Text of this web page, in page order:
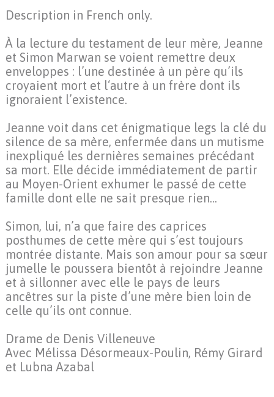
Description in French only.
À la lecture du testament de leur mère, Jeanne
et Simon Marwan se voient remettre deux
enveloppes : l’une destinée à un père qu’ils
croyaient mort et l‘autre à un frère dont ils
ignoraient l’existence.
Jeanne voit dans cet énigmatique legs la clé du
silence de sa mère, enfermée dans un mutisme
inexpliqué les dernières semaines précédant
sa mort. Elle décide immédiatement de partir
au Moyen-Orient exhumer le passé de cette
famille dont elle ne sait presque rien...
Simon, lui, n’a que faire des caprices
posthumes de cette mère qui s’est toujours
montrée distante. Mais son amour pour sa sœur
jumelle le poussera bientôt à rejoindre Jeanne
et à sillonner avec elle le pays de leurs
ancêtres sur la piste d’une mère bien loin de
celle qu’ils ont connue.
Drame de Denis Villeneuve
Avec Mélissa Désormeaux-Poulin, Rémy Girard
et Lubna Azabal